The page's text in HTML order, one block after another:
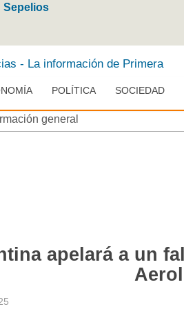
Sepelios
POLÍTICA SOCIEDAD
general
apelará a un